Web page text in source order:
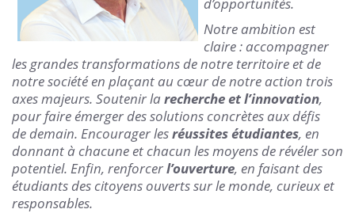
Notre ambition est
claire : accompagner
les grandes transformations de notre territoire et de
notre société en plaçant au cœur de notre action trois
axes majeurs. Soutenir larecherche et l’innovation,
pour faire émerger des solutions concrètes aux défis
de demain. Encourager lesréussites étudiantes, en
donnant à chacune et chacun les moyens de révéler son
potentiel. Enfin, renforcerl’ouverture, en faisant des
étudiants des citoyens ouverts sur le monde, curieux et
responsables.